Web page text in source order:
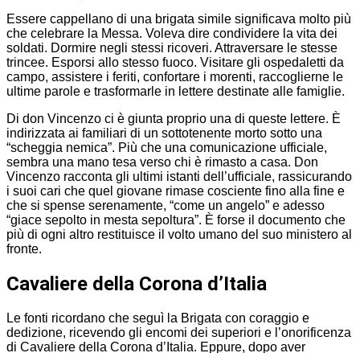
Essere cappellano di una brigata simile significava molto più
che celebrare la Messa. Voleva dire condividere la vita dei
soldati. Dormire negli stessi ricoveri. Attraversare le stesse
trincee. Esporsi allo stesso fuoco. Visitare gli ospedaletti da
campo, assistere i feriti, confortare i morenti, raccoglierne le
ultime parole e trasformarle in lettere destinate alle famiglie.
Di don Vincenzo ci è giunta proprio una di queste lettere. È
indirizzata ai familiari di un sottotenente morto sotto una
“scheggia nemica”. Più che una comunicazione ufficiale,
sembra una mano tesa verso chi è rimasto a casa. Don
Vincenzo racconta gli ultimi istanti dell’ufficiale, rassicurando
i suoi cari che quel giovane rimase cosciente fino alla fine e
che si spense serenamente, “come un angelo” e adesso
“giace sepolto in mesta sepoltura”. È forse il documento che
più di ogni altro restituisce il volto umano del suo ministero al
fronte.
Cavaliere della Corona d’Italia
Le fonti ricordano che seguì la Brigata con coraggio e
dedizione, ricevendo gli encomi dei superiori e l’onorificenza
di Cavaliere della Corona d’Italia. Eppure, dopo aver